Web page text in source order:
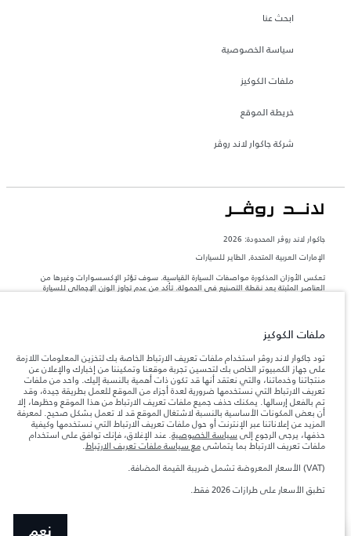
ابحث عنا
سياسة الخصوصية
ملفات الكوكيز
خريطة الموقع
شركة جاكوار لاند روڤر
جاكوار لاند روڨر المحدودة: 2026
الإمارات العربية المتحدة, الطاير للسيارات
تعكس الأوزان المذكورة مواصفات السيارة القياسية. سوف تؤثر الإكسسوارات وغيرها من
العناصر المثبتة بعد نقطة التصنيع في الحمولة. تأكد من عدم تجاوز الوزن الإجمالي للسيارة
المعلومات والمواصفات والأسعار والألوان المذكورة على هذا الموقع قد تختلف من بلد إلى
آخر، كما أنّها قد تتغير بدون إشعار مسبق. الرجاء التواصل مع وكيلنا المحلي للتأكد من توفّرها
والتحقق من الأسعار.
ملاحظة مهمة حول الصور والمواصفات.إن النقص العالمي في أشباه الموصلات يؤثر حاليًا
في مواصفات تصميم السيارات وتوفر الخيارات وتوقيتات التصاميم. هذا ظرف ديناميكي
للغاية، ونتيجة لذلك، قد لا تمثّل الصور المستخدَمة ضمن موقع الويب حاليًا المواصفات الحالية
بالكامل بالنسبة إلى الميزات والخيارات والحلية ومجموعات الألوان. يرجى استشارة وكيلك الذي
سيتمكّن من تأكيد أي تقييدات حالية معك للسماح لك باتخاذ قرار مدروس
الأرقام المقدمة هي نتيجة لاختبارات المصنع الرسمية وفقاً لتشريعات الاتحاد الأوروبي. قد
يتباين استهلك الوقود الفعلي للمركبة عن ذلك المتحقق في تلك الاختبارات كما أن هذه
الأرقام بغرض المقارنة فحسب.
الأسعار تنطبق فقط على الطرازات المصنعة في عام 2026
ملفات الكوكيز
تود جاكوار لاند روڤر استخدام ملفات تعريف الارتباط الخاصة بك لتخزين المعلومات اللازمة
على جهاز الكمبيوتر الخاص بك لتحسين تجربة موقعنا وتمكيننا من إخبارك والإعلان عن
منتجاتنا وخدماتنا، والتي نعتقد أنها قد تكون ذات أهمية بالنسبة إليك. واحد من ملفات
تعريف الارتباط التي نستخدمها ضرورية لعدة أجزاء من الموقع للعمل بطريقة جيدة، وقد
تم بالفعل إرسالها. يمكنك حذف جميع ملفات تعريف الارتباط من هذا الموقع وحظرها، إلا
أن بعض المكونات الأساسية بالنسبة لاشتغال الموقع قد لا تعمل بشكل صحيح. لمعرفة
المزيد عن إعلاناتنا عبر الإنترنت أو حول ملفات تعريف الارتباط التي نستخدمها وكيفية
حذفها، يرجى الرجوع إلى سياسة الخصوصية. عند الإغلاق، فإنك توافق على استخدام
ملفات تعريف الارتباط بما يتماشىمع سياسة ملفات تعريف الارتباط.
(VAT) الأسعار المعروضة تشمل ضريبة القيمة المضافة.
تطبق الأسعار على طرازات 2026 فقط.
نعم